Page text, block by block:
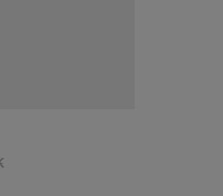
Kampagnepris: 283,00 DKK